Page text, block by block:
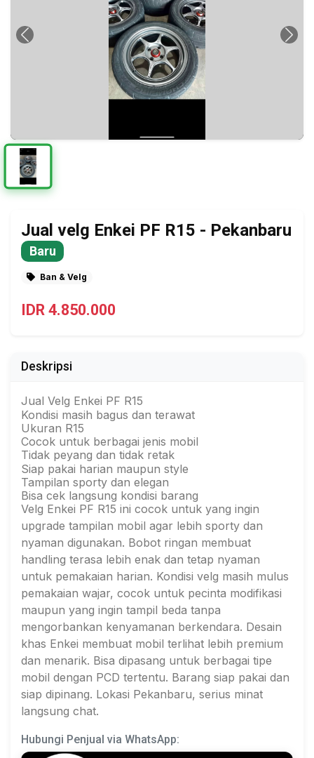
Previous Next
Jual velg Enkei PF R15 - Pekanbaru
Baru
Ban & Velg
IDR 4.850.000
Deskripsi
Jual Velg Enkei PF R15
Kondisi masih bagus dan terawat
Ukuran R15
Cocok untuk berbagai jenis mobil
Tidak peyang dan tidak retak
Siap pakai harian maupun style
Tampilan sporty dan elegan
Bisa cek langsung kondisi barang
Velg Enkei PF R15 ini cocok untuk yang ingin
upgrade tampilan mobil agar lebih sporty dan
nyaman digunakan. Bobot ringan membuat
handling terasa lebih enak dan tetap nyaman
untuk pemakaian harian. Kondisi velg masih mulus
pemakaian wajar, cocok untuk pecinta modifikasi
maupun yang ingin tampil beda tanpa
mengorbankan kenyamanan berkendara. Desain
khas Enkei membuat mobil terlihat lebih premium
dan menarik. Bisa dipasang untuk berbagai tipe
mobil dengan PCD tertentu. Barang siap pakai dan
siap dipinang. Lokasi Pekanbaru, serius minat
langsung chat.
Hubungi Penjual via WhatsApp: